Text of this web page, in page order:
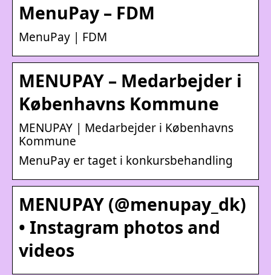
MenuPay – FDM
MenuPay | FDM
MENUPAY – Medarbejder i
Københavns Kommune
MENUPAY | Medarbejder i Københavns
Kommune
MenuPay er taget i konkursbehandling
MENUPAY (@menupay_dk)
• Instagram photos and
videos